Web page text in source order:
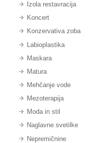
Izola restavracija
Koncert
Konzervativa zoba
Labioplastika
Maskara
Matura
Mehčanje vode
Mezoterapija
Moda in stil
Naglavne svetilke
Nepremičnine